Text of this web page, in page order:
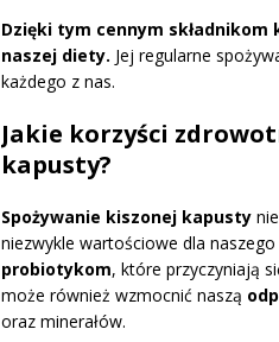
Dzięki tym cennym
naszej diety. Jej regularne
każdego z nas.
Jakie korzyści
kapusty?
Spożywanie kiszonej kapusty
niezwykle wartościowe dla
probiotykom, które przyczyniają
może również wzmocnić naszą
oraz minerałów.